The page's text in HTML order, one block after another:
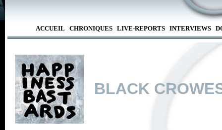
ACCUEIL CHRONIQUES LIVE-REPORTS INTERVIEWS
BLACK